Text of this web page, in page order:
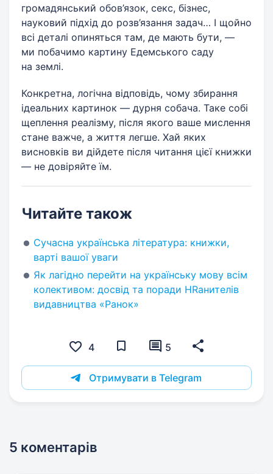
громадянський обов’язок, секс, бізнес,
науковий підхід до розв’язання задач… І щойно
всі деталі опиняться там, де мають бути, —
ми побачимо картину Едемського саду
на землі.
Конкретна, логічна відповідь, чому збирання
ідеальних картинок — дурня собача. Таке собі
щеплення реалізму, після якого ваше мислення
стане важче, а життя легше. Хай яких
висновків ви дійдете після читання цієї книжки
— не довіряйте їм.
Читайте також
Сучасна українська література: книжки,
варті вашої уваги
Як лагідно перейти на українську мову всім
колективом: досвід та поради HRанителів
видавництва «Ранок»
4 5
Отримувати в Telegram
5 коментарів